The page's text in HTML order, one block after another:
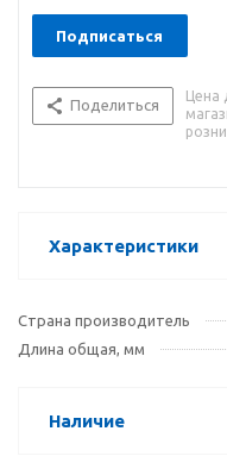
Подписаться
Поделиться
Характеристики
Страна производитель
Длина общая, мм
Наличие